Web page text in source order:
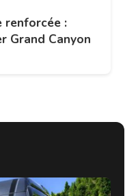
renforcée :
Grand Canyon